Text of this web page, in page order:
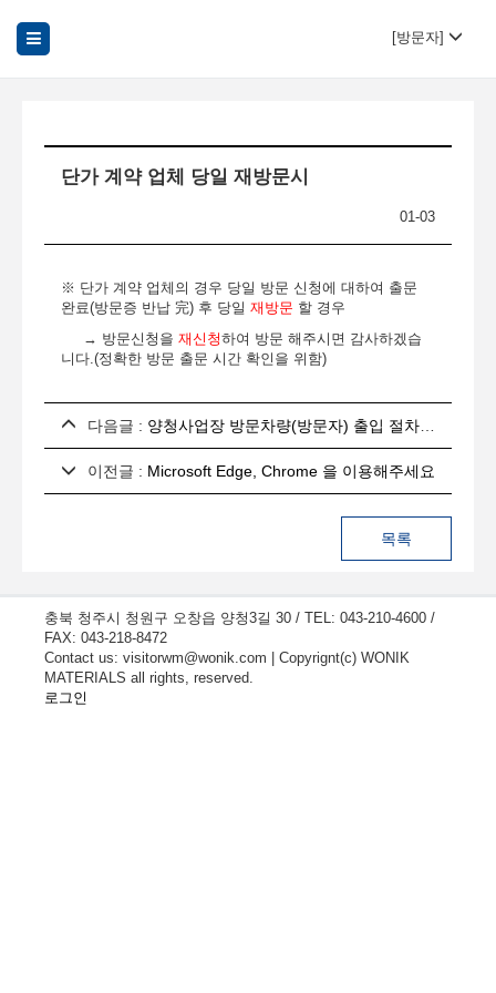
[방문자]
단가 계약 업체 당일 재방문시
01-03
※ 단가 계약 업체의 경우 당일 방문 신청에 대하여 출문
완료(방문증 반납 完) 후 당일 재방문 할 경우
→ 방문신청을 재신청하여 방문 해주시면 감사하겠습
니다.(정확한 방문 출문 시간 확인을 위함)
다음글 : 양청사업장 방문차량(방문자) 출입 절차 안내
이전글 : Microsoft Edge, Chrome 을 이용해주세요
충북 청주시 청원구 오창읍 양청3길 30 / TEL: 043-210-4600 /
FAX: 043-218-8472
Contact us: visitorwm@wonik.com | Copyrignt(c) WONIK
MATERIALS all rights, reserved.
로그인